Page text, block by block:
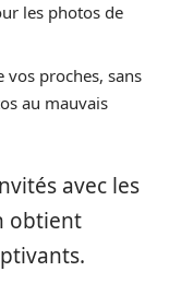
les photos de
vos proches, sans
au mauvais
avec les
obtient